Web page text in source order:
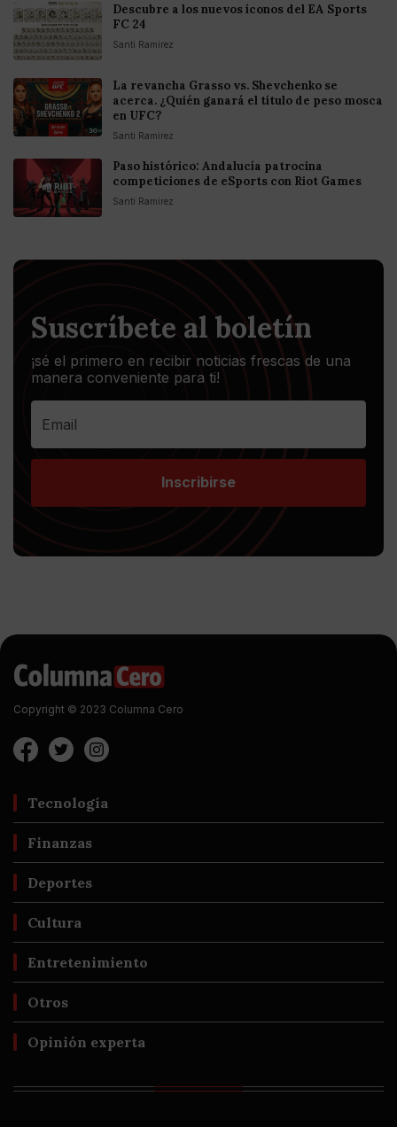
Descubre a los nuevos íconos del EA Sports
FC 24
Santi Ramirez
La revancha Grasso vs. Shevchenko se
acerca. ¿Quién ganará el título de peso mosca
en UFC?
Santi Ramirez
Paso histórico: Andalucía patrocina
competiciones de eSports con Riot Games
Santi Ramirez
Suscríbete al boletín
¡sé el primero en recibir noticias frescas de una
manera conveniente para ti!
Inscribirse
Copyright © 2023 Columna Cero
Tecnología
Finanzas
Deportes
Cultura
Entretenimiento
Otros
Opinión experta